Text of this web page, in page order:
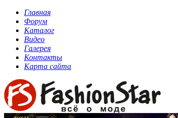
Главная
Форум
Каталог
Видео
Галерея
Контакты
Карта сайта